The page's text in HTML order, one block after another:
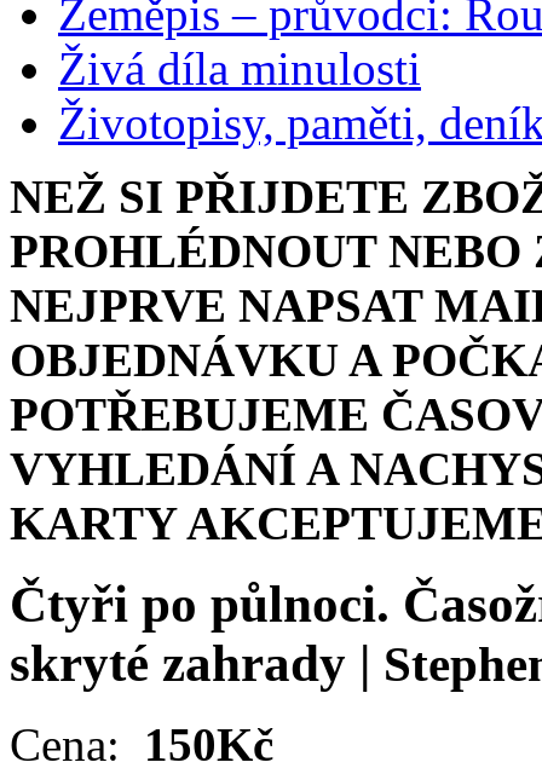
Zeměpis – průvodci:
Živá díla minulosti
Životopisy, paměti,
NEŽ SI PŘIJDETE
PROHLÉDNOUT
NEJPRVE NAPSAT
OBJEDNÁVKU A
POTŘEBUJEME
VYHLEDÁNÍ A
KARTY
Čtyři po půlnoci.
skryté zahrady |
Cena: 150Kč